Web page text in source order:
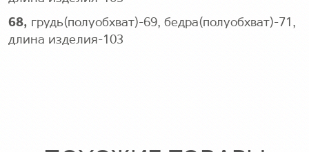
68, грудь(полуобхват)-69, бедра(полуобхват)-71,
длина изделия-103